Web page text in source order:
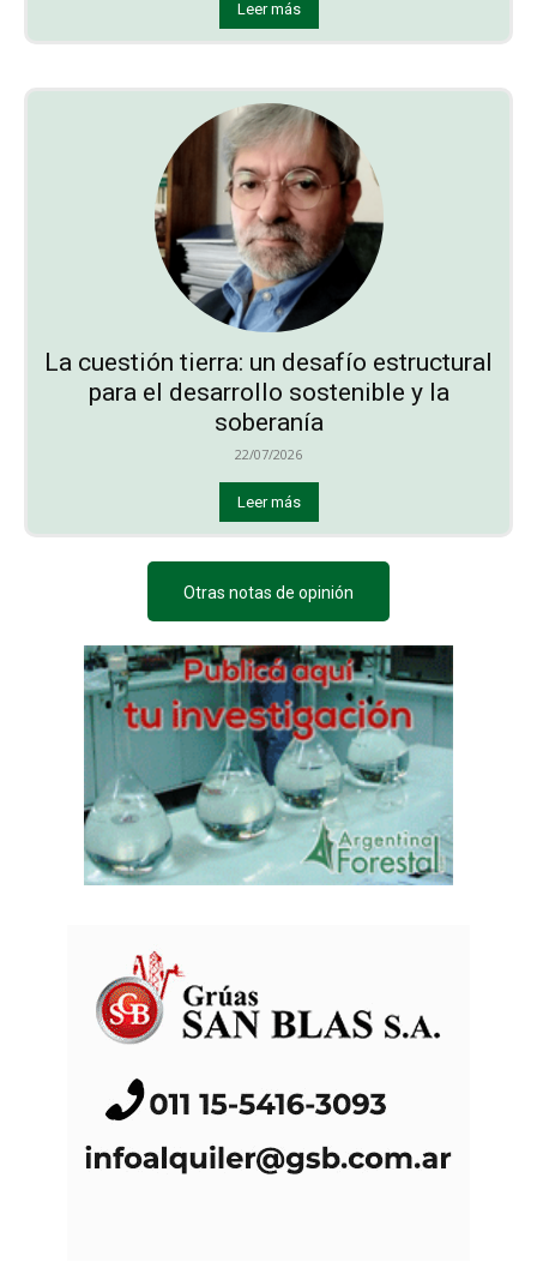
Leer más
La cuestión tierra: un desafío estructural
para el desarrollo sostenible y la
soberanía
22/07/2026
Leer más
Otras notas de opinión